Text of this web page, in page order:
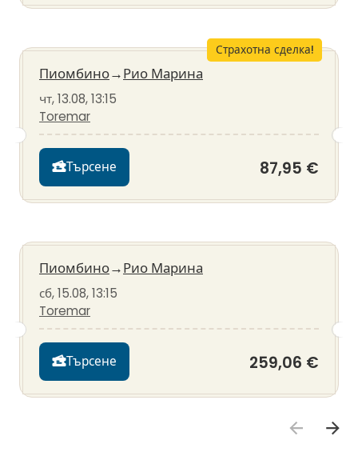
Страхотна сделка!
Пиомбино→Рио Марина
чт, 13.08, 13:15
Toremar
Търсене 87,95 €
Пиомбино→Рио Марина
сб, 15.08, 13:15
Toremar
Търсене 259,06 €